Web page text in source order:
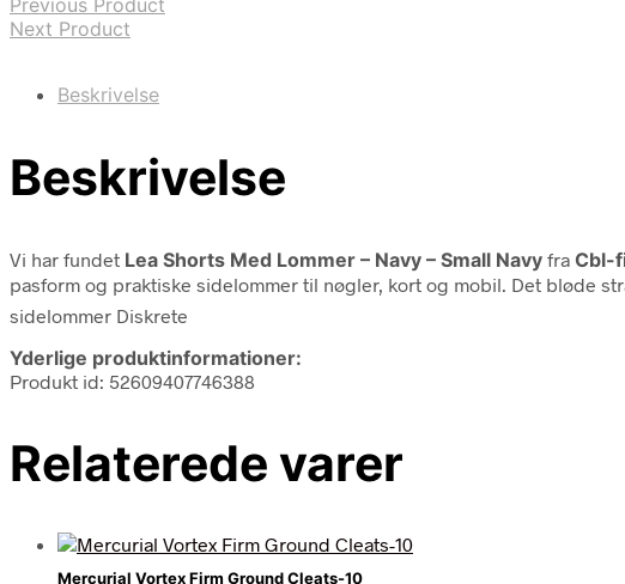
Next Product
Beskrivelse
Beskrivelse
Vi har fundet Lea Shorts Med Lommer – Navy – Small Navy fra Cbl-
pasform og praktiske sidelommer til nøgler, kort og mobil. Det bløde
sidelommer Diskrete
Yderlige produktinformationer:
Produkt id: 52609407746388
Relaterede varer
Mercurial Vortex Firm Ground Cleats-10